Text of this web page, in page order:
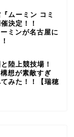
ムーミン コミ
決定！！
ミンが名古屋に
陸上競技場！
想が素敵すぎ
みた！！【瑞穂